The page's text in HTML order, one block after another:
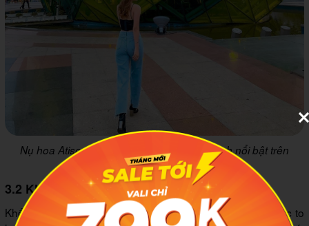
Nụ hoa Atiso với thiết kế lăng kính màu xanh nổi bật trên
quảng trường Lâm Viên rộng lớn.
3.2 Khối hoa Dã Quỳ khổng lồ
Khối hoa Dã Quỳ tại Quảng trường Lâm Viên có kích thước to